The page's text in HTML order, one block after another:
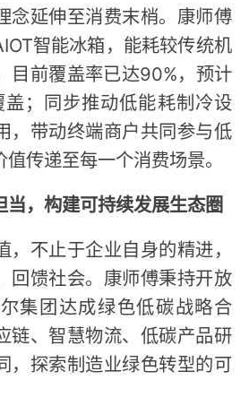
念延伸至消费末梢。康师傅
智能冰箱，能耗较传统机
目前覆盖率已达90%，预计
；同步推动低能耗制冷设
，带动终端商户共同参与低
传递至每一个消费场景。
当，构建可持续发展生态圈
不止于企业自身的精进，
回馈社会。康师傅秉持开放
集团达成绿色低碳战略合
链、智慧物流、低碳产品研
，探索制造业绿色转型的可